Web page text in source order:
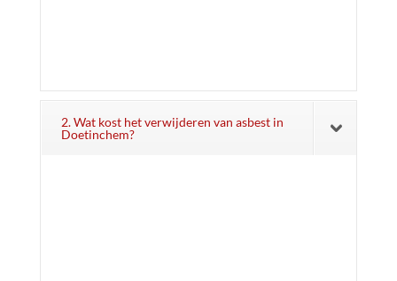
2. Wat kost het verwijderen van asbest in
Doetinchem?